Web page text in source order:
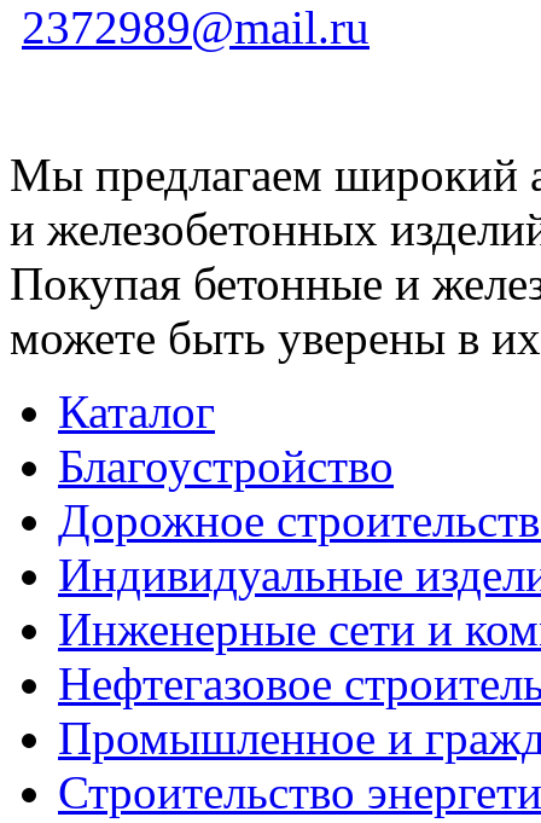
2372989@mail.ru
Мы предлагаем широкий
и железобетонных
Покупая бетонные и
можете быть уверены в их
Каталог
Благоустройство
Дорожное
Индивидуальные
Инженерные сети и
Нефтегазовое
Промышленное и
Строительство